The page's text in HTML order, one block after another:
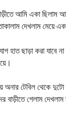
আমি একা ছিলাম
দেখলাম মেয়ে
হাত ছাড়া করা যাবে
অনার টেবিল থেকে দুটো
গেলাম দেখলাম